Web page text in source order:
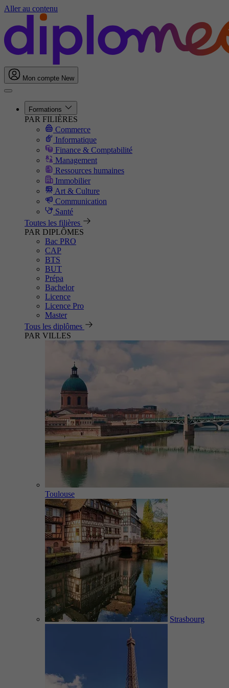
Aller au contenu
Mon compte New
Formations
PAR FILIÈRES
Commerce
Informatique
Finance & Comptabilité
Management
Ressources humaines
Immobilier
Art & Culture
Communication
Santé
Toutes les filières
PAR DIPLÔMES
Bac PRO
CAP
BTS
BUT
Prépa
Bachelor
Licence
Licence Pro
Master
Tous les diplômes
PAR VILLES
Toulouse
Strasbourg